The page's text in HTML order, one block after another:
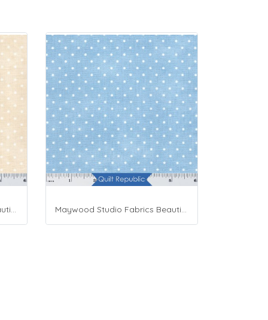
Maywood Studio Fabrics Beautiful Basics Cream Maywood Studio Fabrics Beautiful Basics Blue